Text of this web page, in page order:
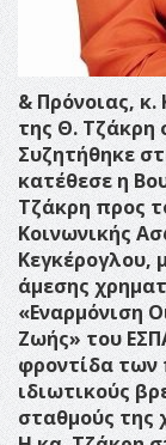
& Πρόνοιας,
της Θ. Τζάκρη
Συζητήθηκε
κατέθεσε η
Τζάκρη προς
Κοινωνικής
Κεγκέρογλου,
άμεσης
«Εναρμόνιση
Ζωής» του
φροντίδα των
ιδιωτικούς
σταθμούς της